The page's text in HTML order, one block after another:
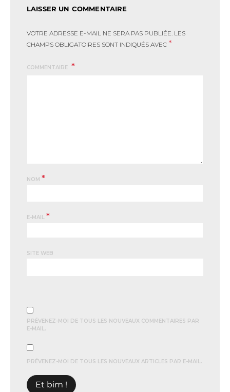
LAISSER UN COMMENTAIRE
VOTRE ADRESSE E-MAIL NE SERA PAS PUBLIÉE. LES
CHAMPS OBLIGATOIRES SONT INDIQUÉS AVEC *
COMMENTAIRE
NOM *
E-MAIL *
SITE WEB
PRÉVENEZ-MOI DE TOUS LES NOUVEAUX COMMENTAIRES PAR
E-MAIL.
PRÉVENEZ-MOI DE TOUS LES NOUVEAUX ARTICLES PAR E-MAIL.